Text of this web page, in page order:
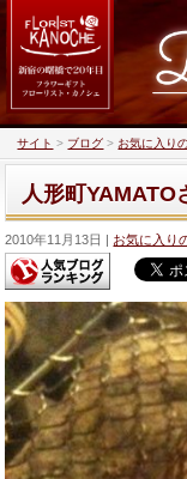
サイト > ブログ >お気に入り
人形町YAMATO
2010年11月13日 お気に入り